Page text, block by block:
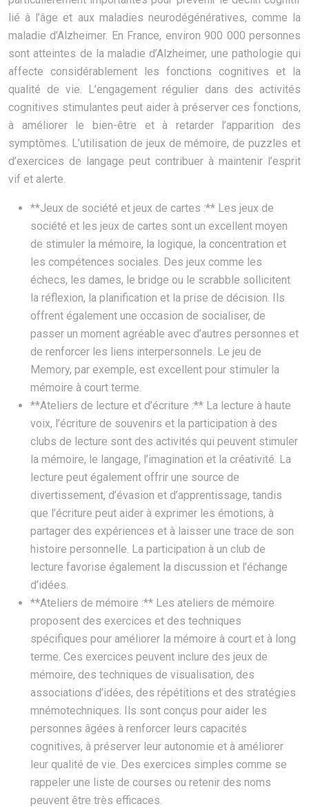
lié à l’âge et aux maladies neurodégénératives, comme la
maladie d’Alzheimer. En France, environ 900 000 personnes
sont atteintes de la maladie d’Alzheimer, une pathologie qui
affecte considérablement les fonctions cognitives et la
qualité de vie. L’engagement régulier dans des activités
cognitives stimulantes peut aider à préserver ces fonctions,
à améliorer le bien-être et à retarder l’apparition des
symptômes. L’utilisation de jeux de mémoire, de puzzles et
d’exercices de langage peut contribuer à maintenir l’esprit
vif et alerte.
**Jeux de société et jeux de cartes :** Les jeux de
société et les jeux de cartes sont un excellent moyen
de stimuler la mémoire, la logique, la concentration et
les compétences sociales. Des jeux comme les
échecs, les dames, le bridge ou le scrabble sollicitent
la réflexion, la planification et la prise de décision. Ils
offrent également une occasion de socialiser, de
passer un moment agréable avec d’autres personnes et
de renforcer les liens interpersonnels. Le jeu de
Memory, par exemple, est excellent pour stimuler la
mémoire à court terme.
**Ateliers de lecture et d’écriture :** La lecture à haute
voix, l’écriture de souvenirs et la participation à des
clubs de lecture sont des activités qui peuvent stimuler
la mémoire, le langage, l’imagination et la créativité. La
lecture peut également offrir une source de
divertissement, d’évasion et d’apprentissage, tandis
que l’écriture peut aider à exprimer les émotions, à
partager des expériences et à laisser une trace de son
histoire personnelle. La participation à un club de
lecture favorise également la discussion et l’échange
d’idées.
**Ateliers de mémoire :** Les ateliers de mémoire
proposent des exercices et des techniques
spécifiques pour améliorer la mémoire à court et à long
terme. Ces exercices peuvent inclure des jeux de
mémoire, des techniques de visualisation, des
associations d’idées, des répétitions et des stratégies
mnémotechniques. Ils sont conçus pour aider les
personnes âgées à renforcer leurs capacités
cognitives, à préserver leur autonomie et à améliorer
leur qualité de vie. Des exercices simples comme se
rappeler une liste de courses ou retenir des noms
peuvent être très efficaces.